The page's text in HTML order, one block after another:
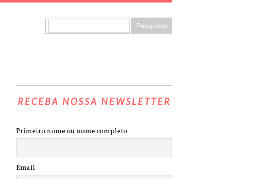
RECEBA NOSSA NEWSLETTER
Primeiro nome ou nome completo
Email